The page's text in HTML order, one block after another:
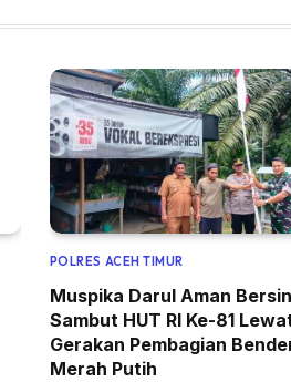
POLRES ACEH TIMUR
Muspika Darul Aman
Sambut HUT RI Ke-81
Gerakan Pembagian
Merah Putih